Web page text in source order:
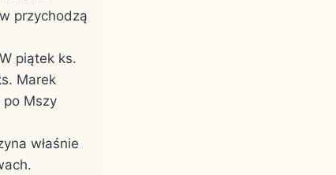
przychodzą
piątek ks.
Marek
Mszy
właśnie